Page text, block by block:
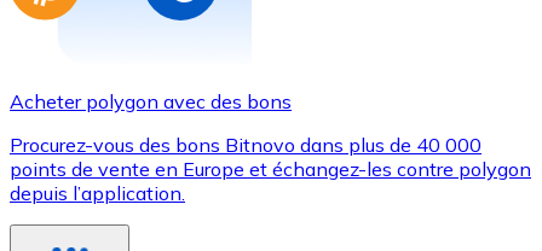
Acheter polygon avec des bons
Procurez-vous des bons Bitnovo dans plus de 40 000
points de vente en Europe et échangez-les contre polygon
depuis l’application.